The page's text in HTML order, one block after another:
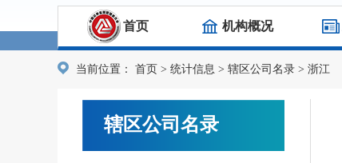
首页 机构概况
当前位置： 首页 > 统计信息 > 辖区公司名录 > 浙江
辖区公司名录